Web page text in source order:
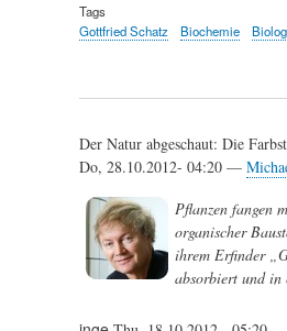
Tags
Gottfried Schatz
Biochemie
Der Natur abgeschaut: Die
Do, 28.10.2012- 04:20 —
Pflanzen fangen
organischer
ihrem Erfinder
absorbiert und in